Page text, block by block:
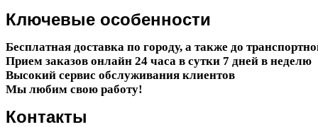
Ключевые особенности
Бесплатная доставка по городу, а также до
Прием заказов онлайн 24 часа в сутки 7 дней в неделю
Высокий сервис обслуживания клиентов
Мы любим свою работу!
Контакты